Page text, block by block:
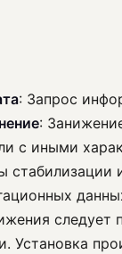
: Запрос
:
с иными
стабилизации
следует
Установка